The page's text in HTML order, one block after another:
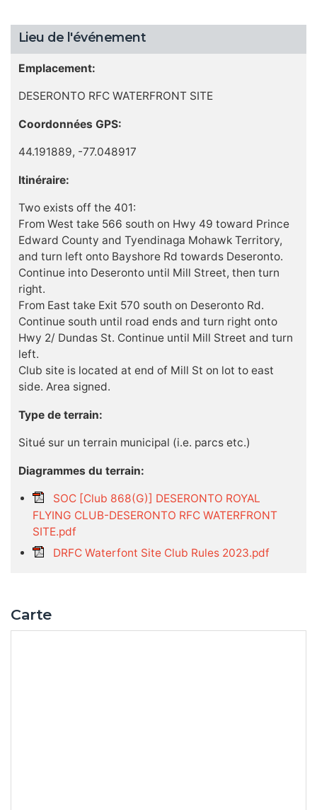
Lieu de l'événement
Emplacement:
DESERONTO RFC WATERFRONT SITE
Coordonnées GPS:
44.191889, -77.048917
Itinéraire:
Two exists off the 401:
From West take 566 south on Hwy 49 toward Prince
Edward County and Tyendinaga Mohawk Territory,
and turn left onto Bayshore Rd towards Deseronto.
Continue into Deseronto until Mill Street, then turn
right.
From East take Exit 570 south on Deseronto Rd.
Continue south until road ends and turn right onto
Hwy 2/ Dundas St. Continue until Mill Street and turn
left.
Club site is located at end of Mill St on lot to east
side. Area signed.
Type de terrain:
Situé sur un terrain municipal (i.e. parcs etc.)
Diagrammes du terrain:
SOC [Club 868(G)] DESERONTO ROYAL
FLYING CLUB-DESERONTO RFC WATERFRONT
SITE.pdf
DRFC Waterfont Site Club Rules 2023.pdf
Carte